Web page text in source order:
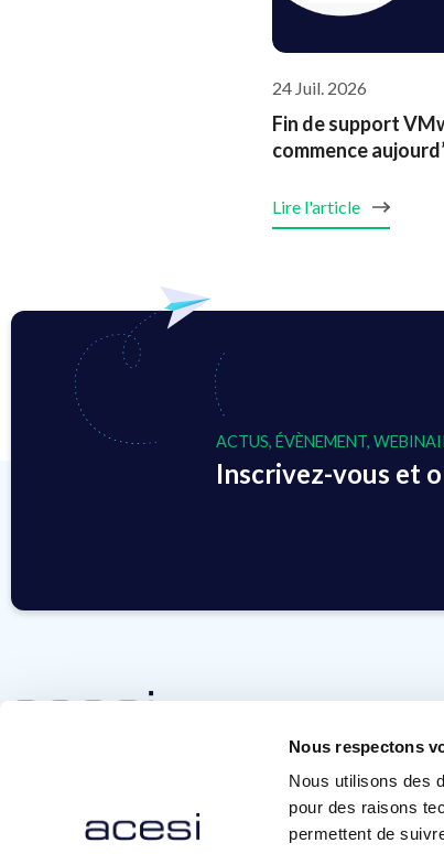
Nous respectons
Nous utilisons des
pour des raisons
permettent de
24 Juil. 2026
Fin de support
commence
Lire l'article
ACTUS, ÉVÈNEMENT,
Inscrivez-vous et